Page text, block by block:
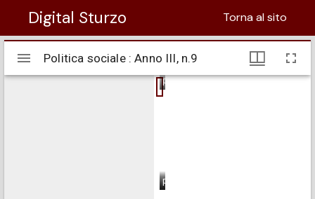
Digital Sturzo Torna al sito
Visualizzatore
Mirador
Politica sociale : Anno III, n.9
pagina 1
pagina 2
pagina 3
Politica sociale : Anno III, n.9